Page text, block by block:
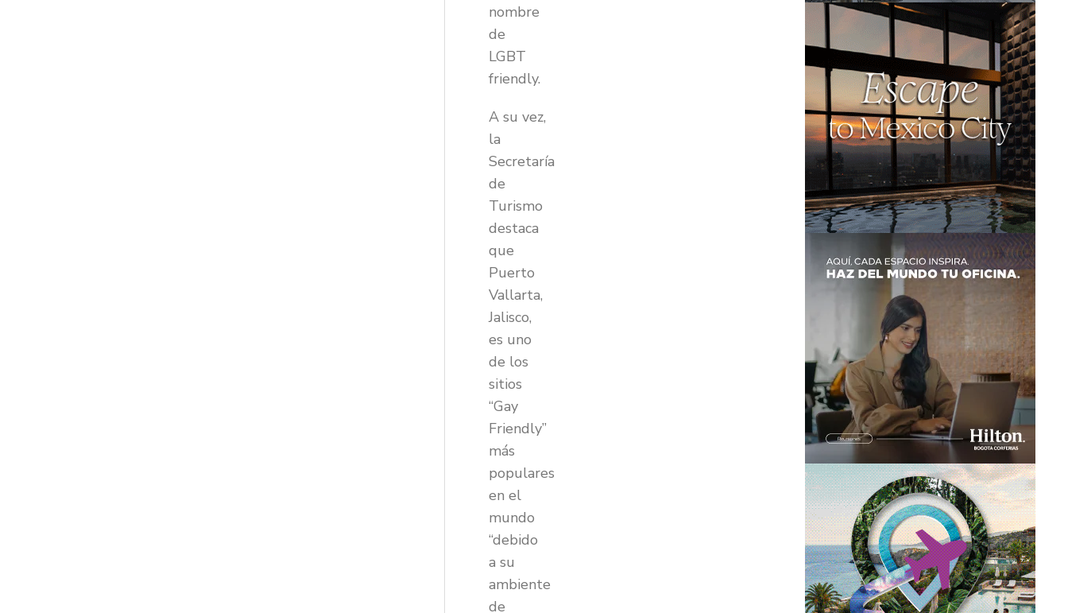
nombre
de
LGBT
friendly.
A su vez,
la
Secretaría
de
Turismo
destaca
que
Puerto
Vallarta,
Jalisco,
es uno
de los
sitios
“Gay
Friendly”
más
populares
en el
mundo
“debido
a su
ambiente
de